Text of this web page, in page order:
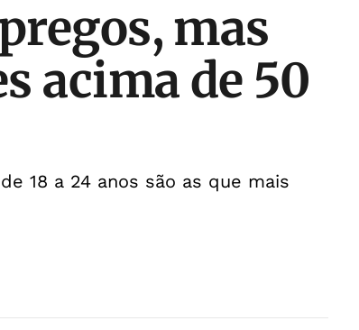
mas
acima de 50
18 a 24 anos são as que mais